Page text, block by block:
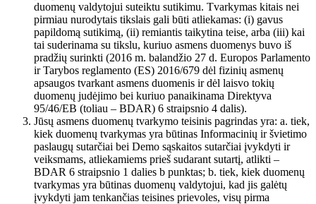
duomenų valdytojui suteiktu sutikimu. Tvarkymas kitais nei
pirmiau nurodytais tikslais gali būti atliekamas: (i) gavus
papildomą sutikimą, (ii) remiantis taikytina teise, arba (iii) kai
tai suderinama su tikslu, kuriuo asmens duomenys buvo iš
pradžių surinkti (2016 m. balandžio 27 d. Europos Parlamento
ir Tarybos reglamento (ES) 2016/679 dėl fizinių asmenų
apsaugos tvarkant asmens duomenis ir dėl laisvo tokių
duomenų judėjimo bei kuriuo panaikinama Direktyva
95/46/EB (toliau – BDAR) 6 straipsnio 4 dalis).
Jūsų asmens duomenų tvarkymo teisinis pagrindas yra: a. tiek,
kiek duomenų tvarkymas yra būtinas Informacinių ir švietimo
paslaugų sutarčiai bei Demo sąskaitos sutarčiai įvykdyti ir
veiksmams, atliekamiems prieš sudarant sutartį, atlikti –
BDAR 6 straipsnio 1 dalies b punktas; b. tiek, kiek duomenų
tvarkymas yra būtinas duomenų valdytojui, kad jis galėtų
įvykdyti jam tenkančias teisines prievoles, visų pirma